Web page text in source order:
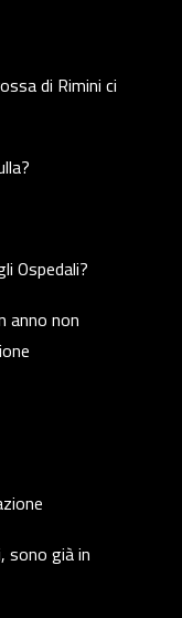
di Rimini ci
Ospedali?
anno non
sono già in